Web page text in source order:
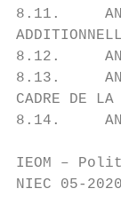
8.11.
8.12.
8.13.
CADRE
8.14.
IEOM –
NIEC